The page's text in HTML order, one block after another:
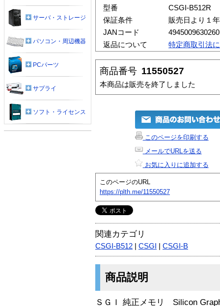
型番
CSGI-B512R
保証条件
販売日より１
JANコード
4945009630260
返品について
特定商取引法
商品番号 11550527
本商品は販売を終了しました
このページを印刷する
メールでURLを送る
お気に入りに追加する
このページのURL
https://plth.me/11550527
関連カテゴリ
CSGI-B512 CSGI CSGI-B
商品説明
ＳＧＩ 純正メモリ Silicon
サーバ・ストレージ
パソコン・周辺機器
PCパーツ
サプライ
ソフト・ライセンス